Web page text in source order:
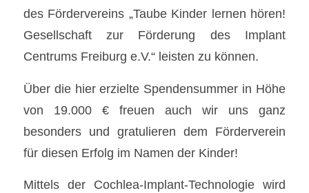
des Fördervereins „Taube Kinder lernen hören!
Gesellschaft zur Förderung des Implant
Centrums Freiburg e.V.“ leisten zu können.
Über die hier erzielte Spendensummer in Höhe
von 19.000 € freuen auch wir uns ganz
besonders und gratulieren dem Förderverein
für diesen Erfolg im Namen der Kinder!
Mittels der Cochlea-Implant-Technologie wird